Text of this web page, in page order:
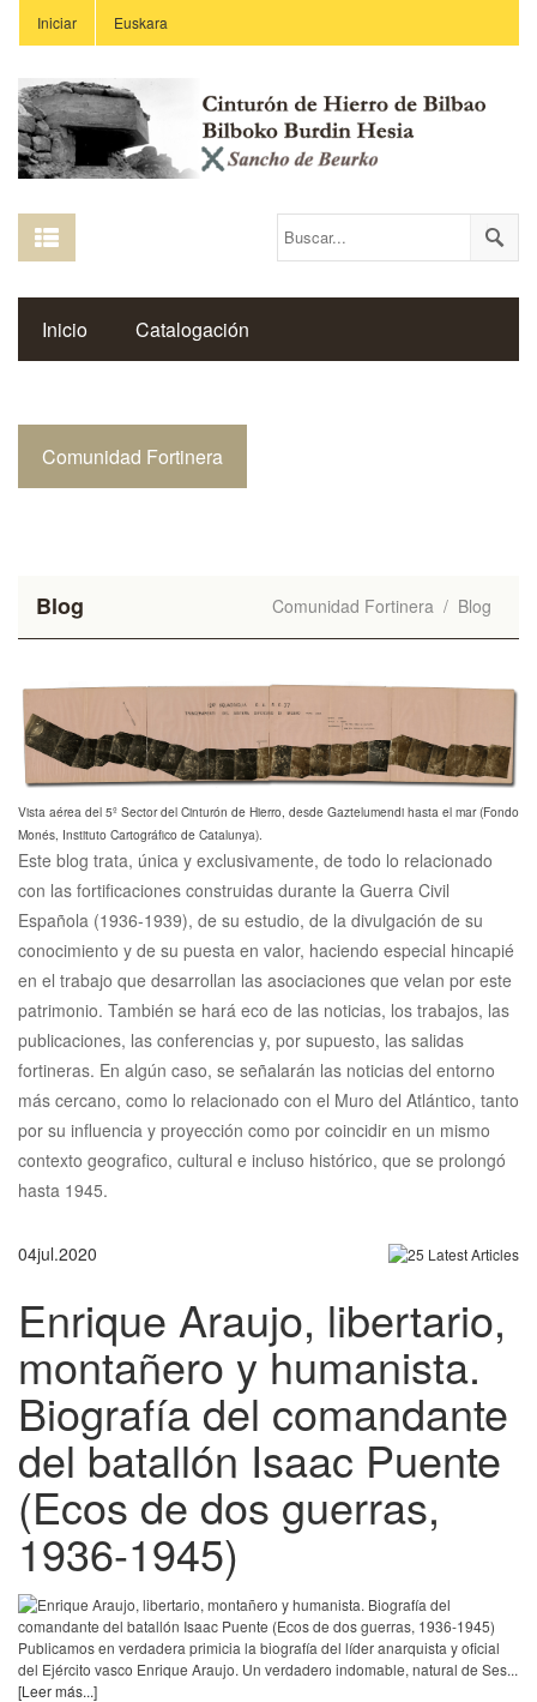
Iniciar Euskara
Inicio Catalogación
Comunidad Fortinera
Blog Comunidad Fortinera / Blog
Vista aérea del 5º Sector del Cinturón de Hierro, desde Gaztelumendi hasta el mar (Fondo
Monés, Instituto Cartográfico de Catalunya).
Este blog trata, única y exclusivamente, de todo lo relacionado
con las fortificaciones construidas durante la Guerra Civil
Española (1936-1939), de su estudio, de la divulgación de su
conocimiento y de su puesta en valor, haciendo especial hincapié
en el trabajo que desarrollan las asociaciones que velan por este
patrimonio. También se hará eco de las noticias, los trabajos, las
publicaciones, las conferencias y, por supuesto, las salidas
fortineras. En algún caso, se señalarán las noticias del entorno
más cercano, como lo relacionado con el Muro del Atlántico, tanto
por su influencia y proyección como por coincidir en un mismo
contexto geografico, cultural e incluso histórico, que se prolongó
hasta 1945.
04jul.2020
Enrique Araujo, libertario,
montañero y humanista.
Biografía del comandante
del batallón Isaac Puente
(Ecos de dos guerras,
1936-1945)
Publicamos en verdadera primicia la biografía del líder anarquista y oficial
del Ejército vasco Enrique Araujo. Un verdadero indomable, natural de Ses...
[Leer más...]